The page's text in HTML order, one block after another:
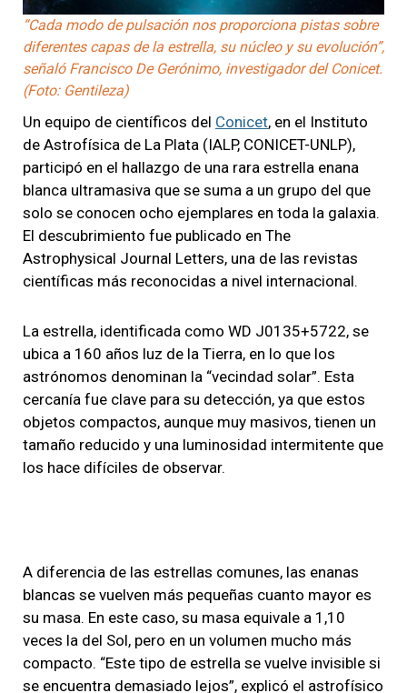
“Cada modo de pulsación nos proporciona pistas sobre
diferentes capas de la estrella, su núcleo y su evolución”,
señaló Francisco De Gerónimo, investigador del Conicet.
(Foto: Gentileza)
Un equipo de científicos del Conicet, en el Instituto
de Astrofísica de La Plata (IALP, CONICET-UNLP),
participó en el hallazgo de una rara estrella enana
blanca ultramasiva que se suma a un grupo del que
solo se conocen ocho ejemplares en toda la galaxia.
El descubrimiento fue publicado en The
Astrophysical Journal Letters, una de las revistas
científicas más reconocidas a nivel internacional.
La estrella, identificada como WD J0135+5722, se
ubica a 160 años luz de la Tierra, en lo que los
astrónomos denominan la “vecindad solar”. Esta
cercanía fue clave para su detección, ya que estos
objetos compactos, aunque muy masivos, tienen un
tamaño reducido y una luminosidad intermitente que
los hace difíciles de observar.
A diferencia de las estrellas comunes, las enanas
blancas se vuelven más pequeñas cuanto mayor es
su masa. En este caso, su masa equivale a 1,10
veces la del Sol, pero en un volumen mucho más
compacto. “Este tipo de estrella se vuelve invisible si
se encuentra demasiado lejos”, explicó el astrofísico